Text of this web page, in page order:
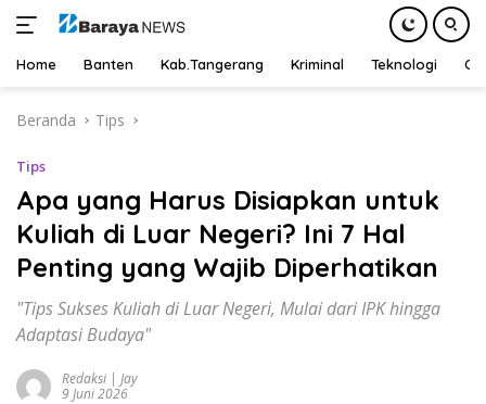
Home Banten Kab.Tangerang Kriminal Teknologi
Beranda Tips
Tips
Apa yang Harus Disiapkan untuk
Kuliah di Luar Negeri? Ini 7 Hal
Penting yang Wajib Diperhatikan
"Tips Sukses Kuliah di Luar Negeri, Mulai dari IPK hingga
Adaptasi Budaya"
Redaksi | Jay
9 Juni 2026